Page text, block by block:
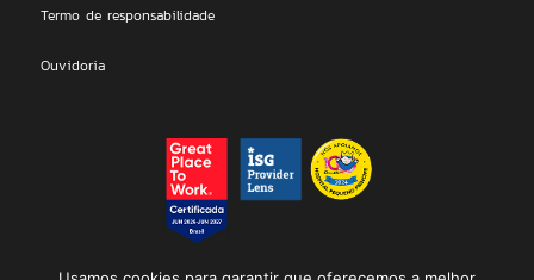
Termo de responsabilidade
Ouvidoria